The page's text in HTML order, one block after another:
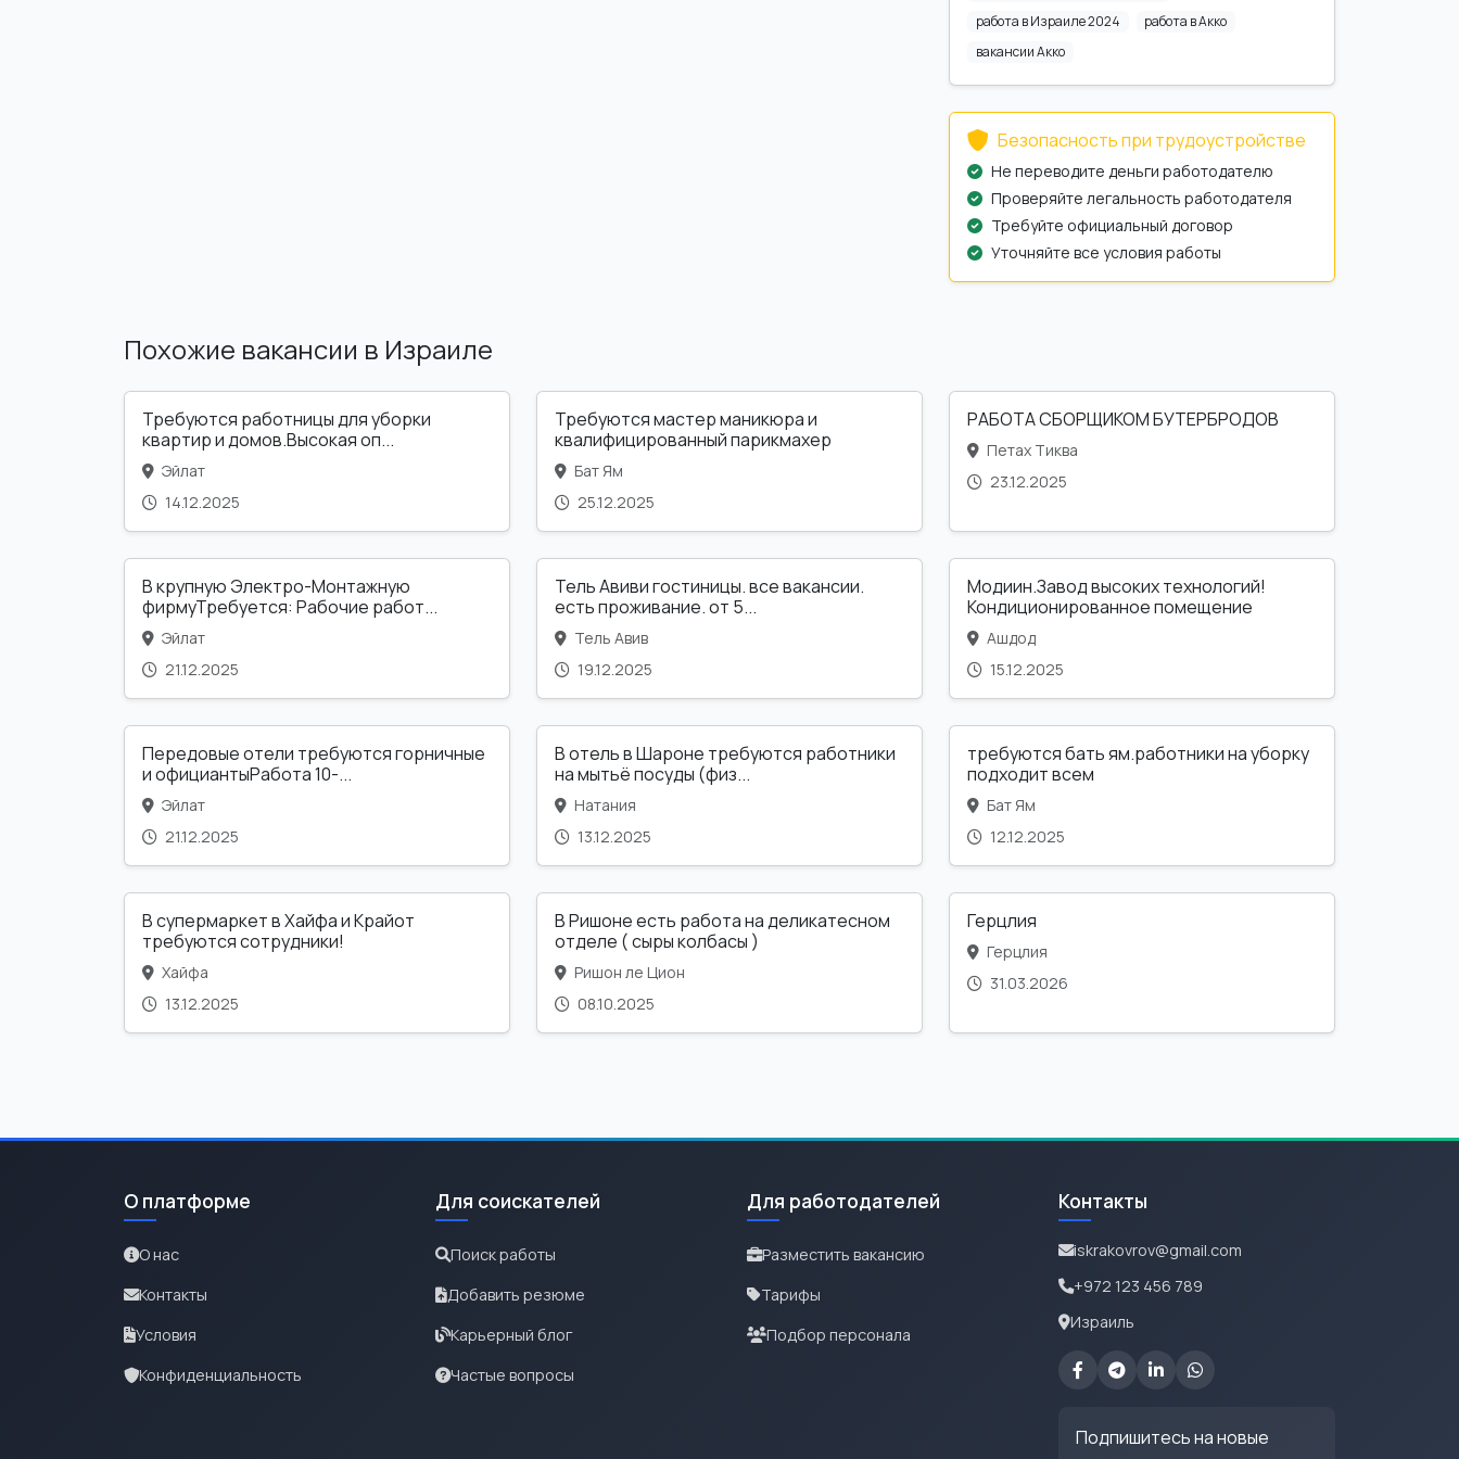
работа в Израиле 2024
работа в Акко
вакансии Акко
Безопасность при трудоустройстве
Не переводите деньги работодателю
Проверяйте легальность работодателя
Требуйте официальный договор
Уточняйте все условия работы
Похожие вакансии в Израиле
Требуются работницы для уборки
квартир и домов.Высокая оп...
Эйлат
14.12.2025
Требуются мастер маникюра и
квалифицированный парикмахер
Бат Ям
25.12.2025
РАБОТА СБОРЩИКОМ БУТЕРБРОДОВ
Петах Тиква
23.12.2025
В крупную Электро-Монтажную
фирмуТребуется: Рабочие работ...
Эйлат
21.12.2025
Тель Авиви гостиницы. все вакансии.
есть проживание. от 5...
Тель Авив
19.12.2025
Модиин.Завод высоких технологий!
Кондиционированное помещение
Ашдод
15.12.2025
Передовые отели требуются горничные
и официантыРабота 10-...
Эйлат
21.12.2025
В отель в Шароне требуются работники
на мытьё посуды (физ...
Натания
13.12.2025
требуются бать ям.работники на уборку
подходит всем
Бат Ям
12.12.2025
В супермаркет в Хайфа и Крайот
требуются сотрудники!
Хайфа
13.12.2025
В Ришоне есть работа на деликатесном
отделе ( сыры колбасы )
Ришон ле Цион
08.10.2025
Герцлия
Герцлия
31.03.2026
О платформе
О нас
Контакты
Условия
Конфиденциальность
Для соискателей
Поиск работы
Добавить резюме
Карьерный блог
Частые вопросы
Для работодателей
Разместить вакансию
Тарифы
Подбор персонала
Контакты
iskrakovrov@gmail.com
+972 123 456 789
Израиль
Подпишитесь на новые